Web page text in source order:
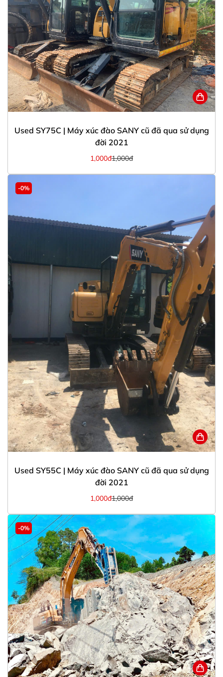
Used SY75C | Máy xúc đào SANY cũ đã qua sử dụng
đời 2021
1,000đ1,000đ
-0%
Used SY55C | Máy xúc đào SANY cũ đã qua sử dụng
đời 2021
1,000đ1,000đ
-0%